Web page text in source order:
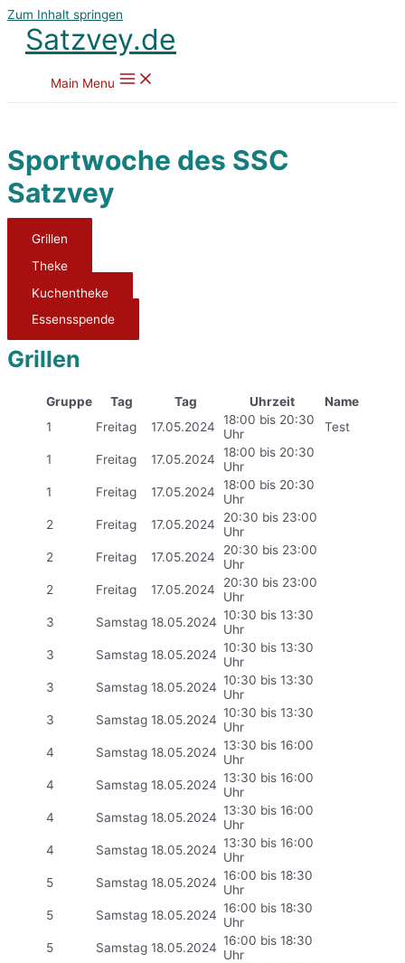
Zum Inhalt springen
Satzvey.de
Main Menu
Sportwoche des SSC
Satzvey
Grillen
Theke
Kuchentheke
Essensspende
Grillen
Gruppe Tag Tag Uhrzeit
Name
1
Freitag 17.05.2024
18:00 bis 20:30
Uhr
Test
1 Freitag 17.05.2024
18:00 bis 20:30
Uhr
1
Freitag 17.05.2024
18:00 bis 20:30
Uhr
2
Freitag 17.05.2024
20:30 bis 23:00
Uhr
2
Freitag 17.05.2024
20:30 bis 23:00
Uhr
2
Freitag 17.05.2024
20:30 bis 23:00
Uhr
3
Samstag 18.05.2024 10:30 bis 13:30
Uhr
3
Samstag 18.05.2024 10:30 bis 13:30
Uhr
3
Samstag 18.05.2024 10:30 bis 13:30
Uhr
3
Samstag 18.05.2024 10:30 bis 13:30
Uhr
4
Samstag 18.05.2024 13:30 bis 16:00
Uhr
4
Samstag 18.05.2024 13:30 bis 16:00
Uhr
4
Samstag 18.05.2024 13:30 bis 16:00
Uhr
4
Samstag 18.05.2024 13:30 bis 16:00
Uhr
5
Samstag 18.05.2024 16:00 bis 18:30
Uhr
5
Samstag 18.05.2024 16:00 bis 18:30
Uhr
5
Samstag 18.05.2024 16:00 bis 18:30
Uhr